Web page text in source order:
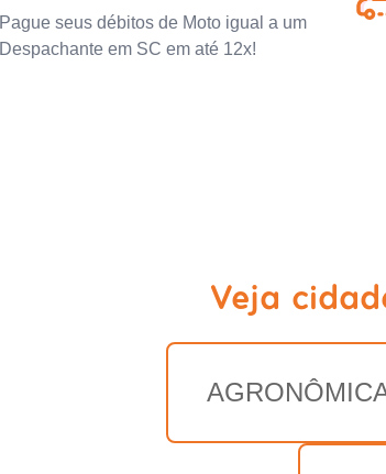
Pague seus débitos de Moto igual a um
Despachante em SC em até 12x!
Veja